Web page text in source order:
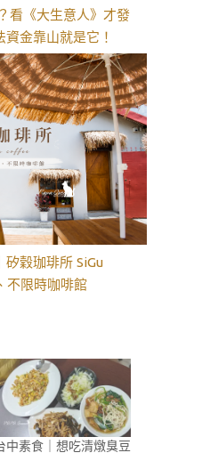
看《大生意人》才發
金靠山就是它！
穀珈琲所 SiGu
不限時咖啡館
中素食｜想吃清燉臭豆